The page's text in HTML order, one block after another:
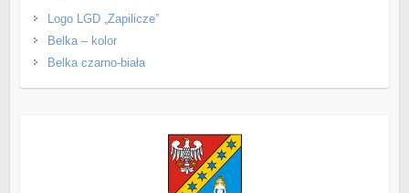
Logo LGD „Zapilicze”
Belka – kolor
Belka czarno-biała